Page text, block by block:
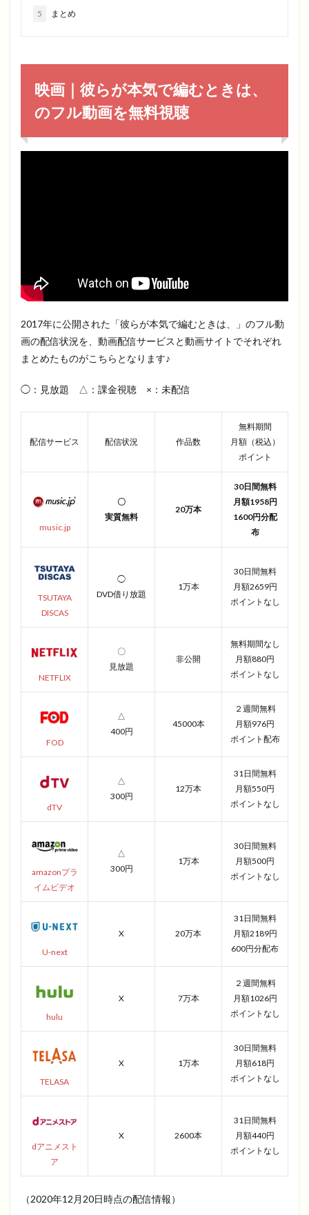
5 まとめ
映画｜彼らが本気で編むときは、
のフル動画を無料視聴
2017年に公開された「彼らが本気で編むときは、」のフル動
画の配信状況を、動画配信サービスと動画サイトでそれぞれ
まとめたものがこちらとなります♪
◯：見放題 △：課金視聴 ×：未配信
配信サービス 配信状況 作品数
無料期間
月額（税込）
ポイント
music.jp
〇
実質無料
20万本
30日間無料
月額1958円
1600円分配
布
TSUTAYA
DISCAS
◯
DVD借り放題
1万本
30日間無料
月額2659円
ポイントなし
NETFLIX
〇
見放題
非公開
無料期間なし
月額880円
ポイントなし
FOD
△
400円
45000本
２週間無料
月額976円
ポイント配布
dTV
△
300円
12万本
31日間無料
月額550円
ポイントなし
amazonプラ
イムビデオ
△
300円
1万本
30日間無料
月額500円
ポイントなし
U-next
X 20万本
31日間無料
月額2189円
600円分配布
hulu
X 7万本
２週間無料
月額1026円
ポイントなし
TELASA
X 1万本
30日間無料
月額618円
ポイントなし
dアニメスト
ア
X 2600本
31日間無料
月額440円
ポイントなし
（2020年12月20日時点の配信情報）